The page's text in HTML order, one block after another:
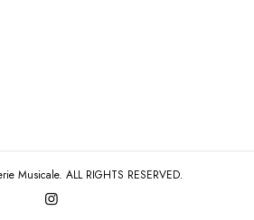
Musicale. ALL RIGHTS RESERVED.